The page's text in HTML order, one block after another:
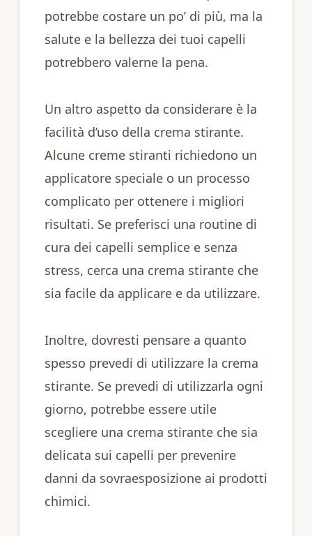
potrebbe costare un po’ di più, ma la
salute e la bellezza dei tuoi capelli
potrebbero valerne la pena.
Un altro aspetto da considerare è la
facilità d’uso della crema stirante.
Alcune creme stiranti richiedono un
applicatore speciale o un processo
complicato per ottenere i migliori
risultati. Se preferisci una routine di
cura dei capelli semplice e senza
stress, cerca una crema stirante che
sia facile da applicare e da utilizzare.
Inoltre, dovresti pensare a quanto
spesso prevedi di utilizzare la crema
stirante. Se prevedi di utilizzarla ogni
giorno, potrebbe essere utile
scegliere una crema stirante che sia
delicata sui capelli per prevenire
danni da sovraesposizione ai prodotti
chimici.